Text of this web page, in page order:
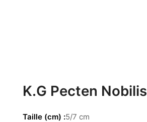
K.G Pecten Nobilis
Taille (cm) 5/7 cm